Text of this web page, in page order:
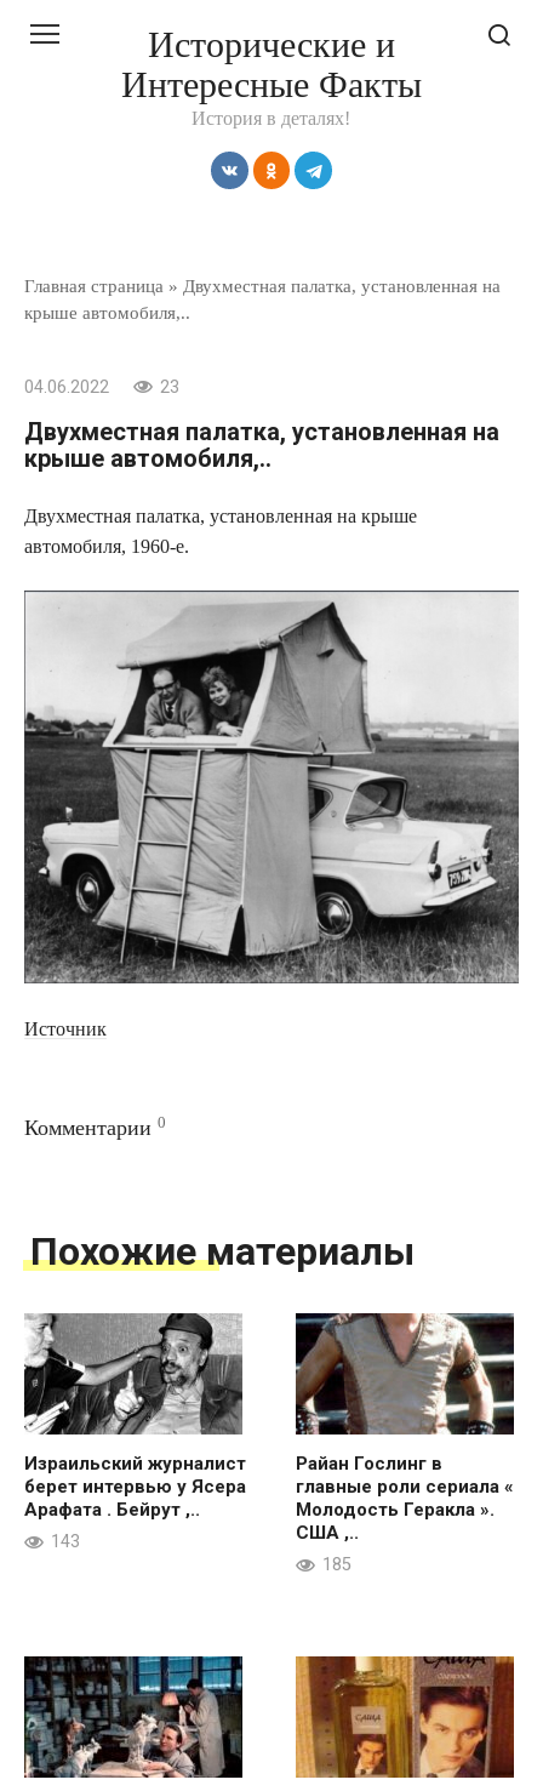
Исторические и
Интересные Факты
История в деталях!
Главная страница » Двухместная палатка, установленная на
крыше автомобиля,..
04.06.2022 23
Двухместная палатка, установленная на
крыше автомобиля,..
Двухместная палатка, установленная на крыше
автомобиля, 1960-е.
Источник
Комментарии 0
Похожие материалы
Израильский журналист
берет интервью у Ясера
Арафата . Бейрут ,..
143
Райан Гослинг в
главные роли сериала «
Молодость Геракла ».
США ,..
185